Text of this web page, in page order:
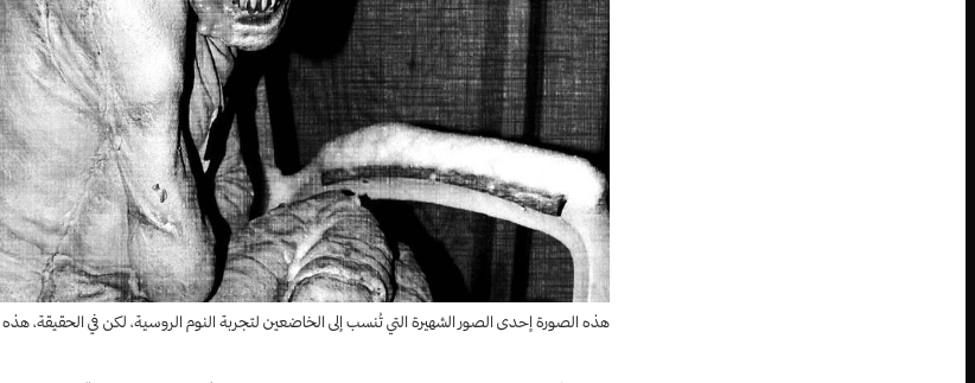
هذه الصورة إحدى الصور الشهيرة التي تُنسب إلى الخاضعين لتجربة النوم الروسية، لكن في الحقيقة،